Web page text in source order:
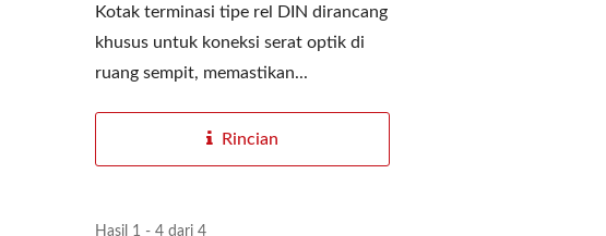
Kotak terminasi tipe rel DIN dirancang
khusus untuk koneksi serat optik di
ruang sempit, memastikan...
Rincian
Hasil 1 - 4 dari 4